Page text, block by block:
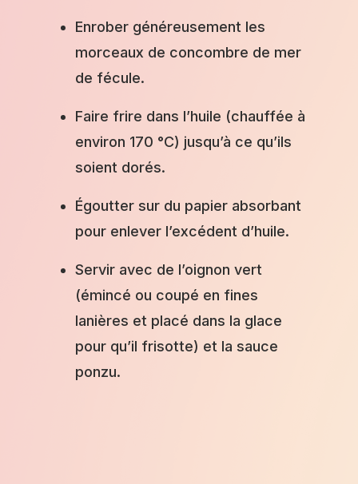
Enrober généreusement les
morceaux de concombre de mer
de fécule.
Faire frire dans l’huile (chauffée à
environ 170 °C) jusqu’à ce qu’ils
soient dorés.
Égoutter sur du papier absorbant
pour enlever l’excédent d’huile.
Servir avec de l’oignon vert
(émincé ou coupé en fines
lanières et placé dans la glace
pour qu’il frisotte) et la sauce
ponzu.